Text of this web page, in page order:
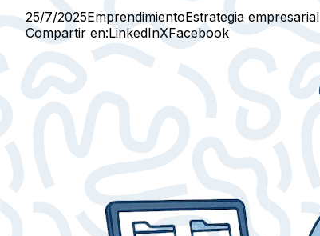
25/7/2025EmprendimientoEstrategia empresarial
Compartir en:LinkedInXFacebook